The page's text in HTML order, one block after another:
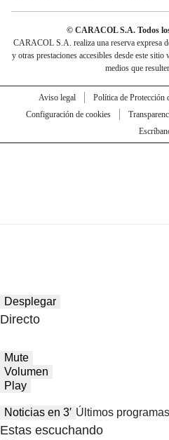
© CARACOL S.A. Todos
CARACOL S.A. realiza una reserva expresa
y otras prestaciones accesibles desde este
medios que
Aviso legal Política de Protección
Configuración de cookies
Desplegar
Directo
Mute
Volumen
Play
Noticias en 3′ Últimos programas
Estas escuchando